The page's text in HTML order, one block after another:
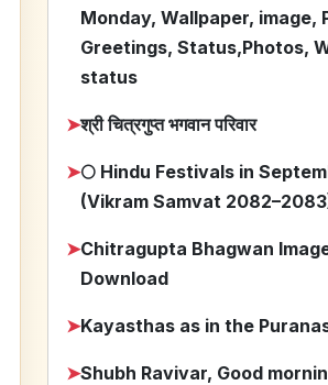
Monday, Wallpaper, image,
Greetings, Status,Photos,
status
➤श्री चित्रगुप्त भगवान परिवार
➤🌕 Hindu Festivals in
(Vikram Samvat
➤Chitragupta Bhagwan
Download
➤Kayasthas as in the
➤Shubh Ravivar, Good